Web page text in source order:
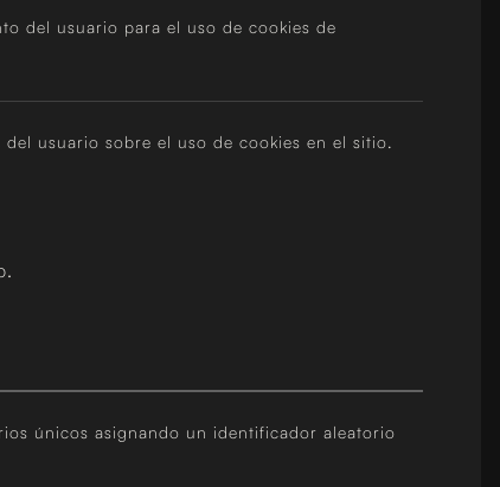
del usuario para el uso de cookies de
del usuario sobre el uso de cookies en el sitio.
únicos asignando un identificador aleatorio